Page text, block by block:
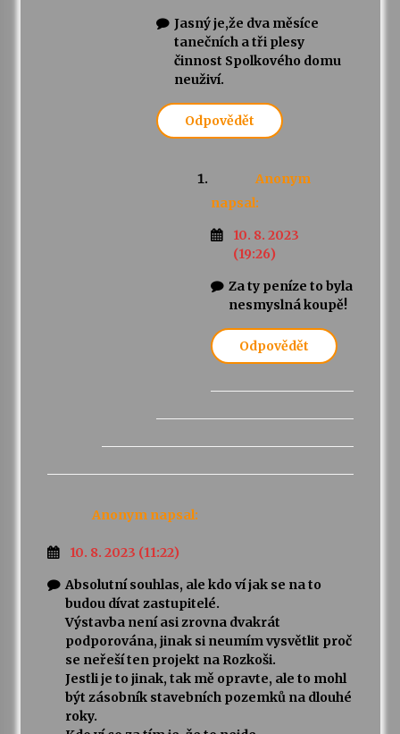
Jasný je,že dva měsíce
tanečních a tři plesy
činnost Spolkového domu
neuživí.
Odpovědět
Anonym
napsal:
10. 8. 2023
(19:26)
Za ty peníze to byla
nesmyslná koupě!
Odpovědět
Anonym napsal:
10. 8. 2023 (11:22)
Absolutní souhlas, ale kdo ví jak se na to
budou dívat zastupitelé.
Výstavba není asi zrovna dvakrát
podporována, jinak si neumím vysvětlit proč
se neřeší ten projekt na Rozkoši.
Jestli je to jinak, tak mě opravte, ale to mohl
být zásobník stavebních pozemků na dlouhé
roky.